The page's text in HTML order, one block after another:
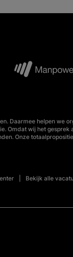
Daarmee helpen we
Omdat wij het gesprek
Onze
Bekijk alle